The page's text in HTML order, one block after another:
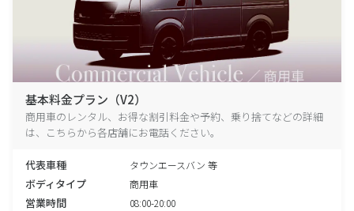
基本料金プラン（V2）
商用車のレンタル、お得な割引料金や予約、乗り捨てなどの詳細
は、こちらから各店舗にお電話ください。
代表車種 タウンエースバン 等
ボディタイプ 商用車
営業時間 08:00-20:00